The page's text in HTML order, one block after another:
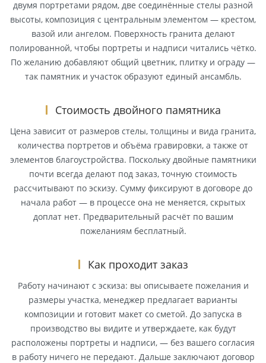
двумя портретами рядом, две соединённые стелы разной
высоты, композиция с центральным элементом — крестом,
вазой или ангелом. Поверхность гранита делают
полированной, чтобы портреты и надписи читались чётко.
По желанию добавляют общий цветник, плитку и ограду —
так памятник и участок образуют единый ансамбль.
Стоимость двойного памятника
Цена зависит от размеров стелы, толщины и вида гранита,
количества портретов и объёма гравировки, а также от
элементов благоустройства. Поскольку двойные памятники
почти всегда делают под заказ, точную стоимость
рассчитывают по эскизу. Сумму фиксируют в договоре до
начала работ — в процессе она не меняется, скрытых
доплат нет. Предварительный расчёт по вашим
пожеланиям бесплатный.
Как проходит заказ
Работу начинают с эскиза: вы описываете пожелания и
размеры участка, менеджер предлагает варианты
композиции и готовит макет со сметой. До запуска в
производство вы видите и утверждаете, как будут
расположены портреты и надписи, — без вашего согласия
в работу ничего не передают. Дальше заключают договор